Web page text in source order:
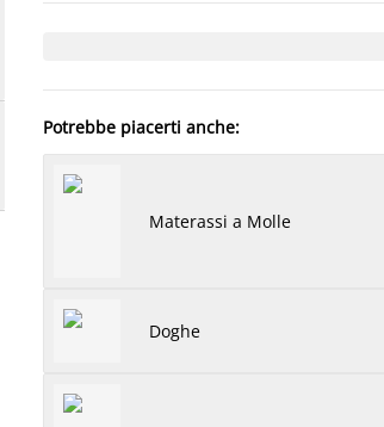
Potrebbe piacerti anche:
Materassi a Molle
Doghe